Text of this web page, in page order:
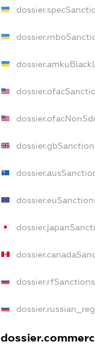
dossier.rfSanctions